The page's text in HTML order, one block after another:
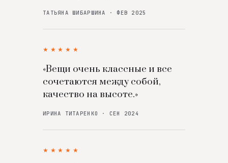
ТАТЬЯНА ШИБАРШИНА · ФЕВ 2025
★★★★★
«Вещи очень классные и все
сочетаются между собой,
качество на высоте.»
ИРИНА ТИТАРЕНКО · СЕН 2024
★★★★★